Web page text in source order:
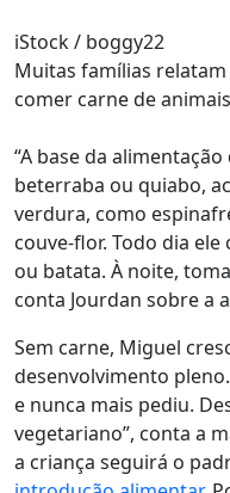
iStock / boggy22
Muitas famílias
comer carne de animais
“A base da
beterraba ou quiabo,
verdura, como
couve-flor. Todo dia
ou batata. À noite,
conta Jourdan sobre a
Sem carne, Miguel
desenvolvimento
e nunca mais pediu.
vegetariano”, conta a
a criança seguirá o